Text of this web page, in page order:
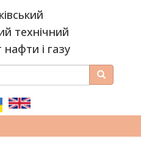
технічний
нафти і газу
Пошук